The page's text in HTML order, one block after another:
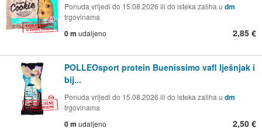
Ponuda vrijedi do 15.08.2026 ili do isteka zaliha u dm
trgovinama
0 m udaljeno 2,85 €
POLLEOsport protein Buenissimo vafl lješnjak i
bij...
Ponuda vrijedi do 15.08.2026 ili do isteka zaliha u dm
trgovinama
0 m udaljeno 2,50 €